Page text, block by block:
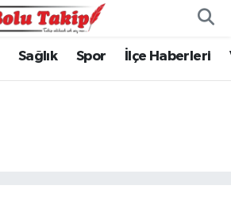
Sağlık Spor İlçe Haberleri